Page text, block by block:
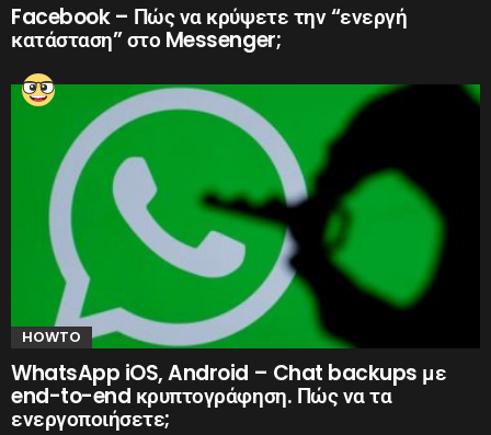
Facebook – Πώς να κρύψετε την “ενεργή
κατάσταση” στο Messenger;
HOWTO
WhatsApp iOS, Android – Chat backups με
end-to-end κρυπτογράφηση. Πώς να τα
ενεργοποιήσετε;